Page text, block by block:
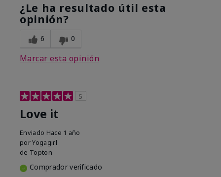
¿Le ha resultado útil esta
opinión?
6 0
Marcar esta opinión
5
Love it
Enviado Hace 1 año
porYogagirl
de Topton
Comprador verificado